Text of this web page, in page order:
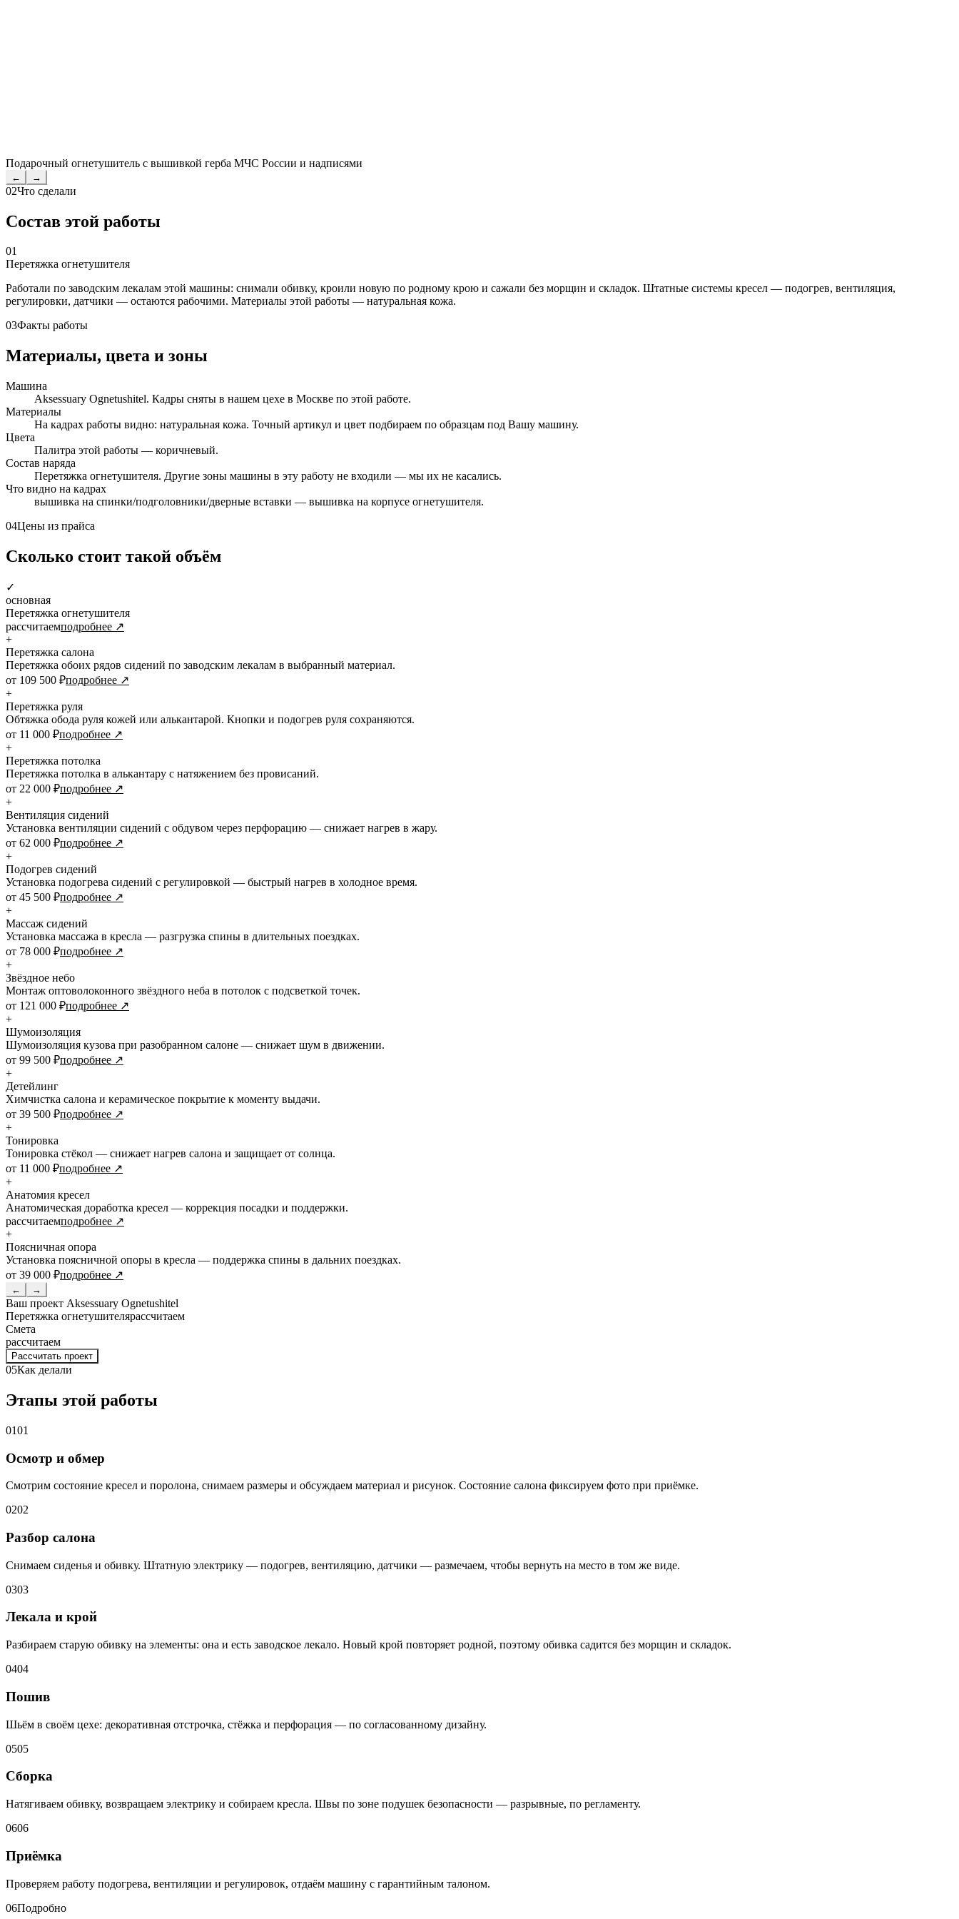
Подарочный огнетушитель с вышивкой герба МЧС России и надписями
← →
02Что сделали
Состав этой работы
01
Перетяжка огнетушителя
Работали по заводским лекалам этой машины: снимали обивку, кроили новую по родному крою и сажали без морщин и складок. Штатные системы кресел — подогрев, вентиляция,
регулировки, датчики — остаются рабочими. Материалы этой работы — натуральная кожа.
03Факты работы
Материалы, цвета и зоны
Машина
Aksessuary Ognetushitel. Кадры сняты в нашем цехе в Москве по этой работе.
Материалы
На кадрах работы видно: натуральная кожа. Точный артикул и цвет подбираем по образцам под Вашу машину.
Цвета
Палитра этой работы — коричневый.
Состав наряда
Перетяжка огнетушителя. Другие зоны машины в эту работу не входили — мы их не касались.
Что видно на кадрах
вышивка на спинки/подголовники/дверные вставки — вышивка на корпусе огнетушителя.
04Цены из прайса
Сколько стоит такой объём
✓
основная
Перетяжка огнетушителя
рассчитаемподробнее ↗
+
Перетяжка салона
Перетяжка обоих рядов сидений по заводским лекалам в выбранный материал.
от 109 500 ₽подробнее ↗
+
Перетяжка руля
Обтяжка обода руля кожей или алькантарой. Кнопки и подогрев руля сохраняются.
от 11 000 ₽подробнее ↗
+
Перетяжка потолка
Перетяжка потолка в алькантару с натяжением без провисаний.
от 22 000 ₽подробнее ↗
+
Вентиляция сидений
Установка вентиляции сидений с обдувом через перфорацию — снижает нагрев в жару.
от 62 000 ₽подробнее ↗
+
Подогрев сидений
Установка подогрева сидений с регулировкой — быстрый нагрев в холодное время.
от 45 500 ₽подробнее ↗
+
Массаж сидений
Установка массажа в кресла — разгрузка спины в длительных поездках.
от 78 000 ₽подробнее ↗
+
Звёздное небо
Монтаж оптоволоконного звёздного неба в потолок с подсветкой точек.
от 121 000 ₽подробнее ↗
+
Шумоизоляция
Шумоизоляция кузова при разобранном салоне — снижает шум в движении.
от 99 500 ₽подробнее ↗
+
Детейлинг
Химчистка салона и керамическое покрытие к моменту выдачи.
от 39 500 ₽подробнее ↗
+
Тонировка
Тонировка стёкол — снижает нагрев салона и защищает от солнца.
от 11 000 ₽подробнее ↗
+
Анатомия кресел
Анатомическая доработка кресел — коррекция посадки и поддержки.
рассчитаемподробнее ↗
+
Поясничная опора
Установка поясничной опоры в кресла — поддержка спины в дальних поездках.
от 39 000 ₽подробнее ↗
← →
Ваш проект Aksessuary Ognetushitel
Перетяжка огнетушителярассчитаем
Смета
рассчитаем
Рассчитать проект
05Как делали
Этапы этой работы
0101
Осмотр и обмер
Смотрим состояние кресел и поролона, снимаем размеры и обсуждаем материал и рисунок. Состояние салона фиксируем фото при приёмке.
0202
Разбор салона
Снимаем сиденья и обивку. Штатную электрику — подогрев, вентиляцию, датчики — размечаем, чтобы вернуть на место в том же виде.
0303
Лекала и крой
Разбираем старую обивку на элементы: она и есть заводское лекало. Новый крой повторяет родной, поэтому обивка садится без морщин и складок.
0404
Пошив
Шьём в своём цехе: декоративная отстрочка, стёжка и перфорация — по согласованному дизайну.
0505
Сборка
Натягиваем обивку, возвращаем электрику и собираем кресла. Швы по зоне подушек безопасности — разрывные, по регламенту.
0606
Приёмка
Проверяем работу подогрева, вентиляции и регулировок, отдаём машину с гарантийным талоном.
06Подробно